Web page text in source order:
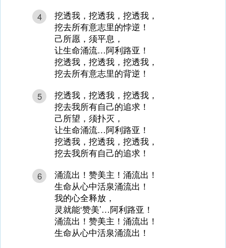
4
挖透我，挖透我，挖透我，
挖去所有意志里的悖逆！
己所愿，须平息，
让生命涌流…阿利路亚！
挖透我，挖透我，挖透我，
挖去所有意志里的背逆！
5
挖透我，挖透我，挖透我，
挖去我所有自己的追求！
己所望，须扑灭，
让生命涌流…阿利路亚！
挖透我，挖透我，挖透我，
挖去我所有自己的追求！
6
涌流出！赞美主！涌流出！
生命从心中活泉涌流出！
我的心全释放，
灵就能‘赞美’…阿利路亚！
涌流出！赞美主！涌流出！
生命从心中活泉涌流出！